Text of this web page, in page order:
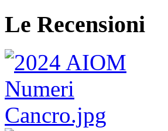
Le Recensioni